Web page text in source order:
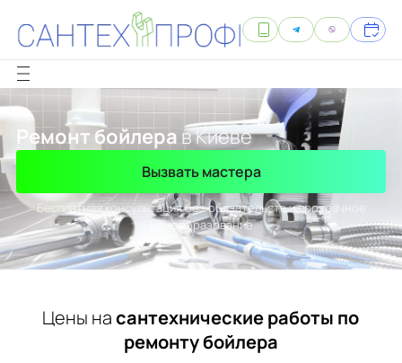
Ремонт бойлера в Киеве
Вызвать мастера
Бесплатная консультация без обязательств и прозрачное
ценообразование
Цены насантехнические работы по
ремонту бойлера